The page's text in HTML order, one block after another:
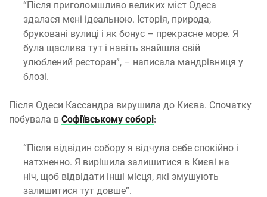
“Після приголомшливо великих міст Одеса
здалася мені ідеальною. Історія, природа,
бруковані вулиці і як бонус – прекрасне море. Я
була щаслива тут і навіть знайшла свій
улюблений ресторан”, – написала мандрівниця у
блозі.
Після Одеси Кассандра вирушила до Києва. Спочатку
побувала в Софіївському соборі:
“Після відвідин собору я відчула себе спокійно і
натхненно. Я вирішила залишитися в Києві на
ніч, щоб відвідати інші місця, які змушують
залишитися тут довше”.